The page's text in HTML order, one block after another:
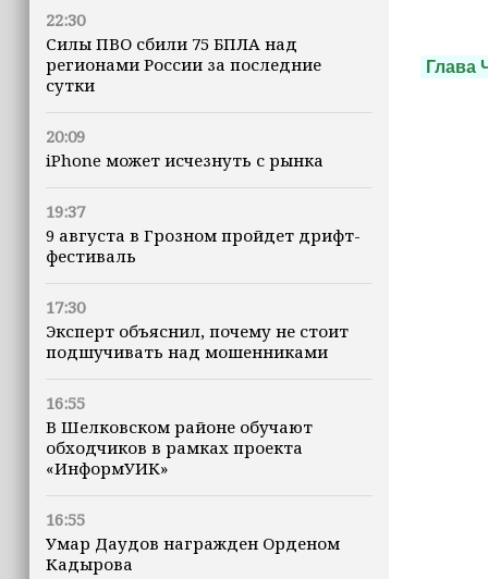
22:30
Силы ПВО сбили 75 БПЛА над
регионами России за последние
сутки
20:09
iPhone может исчезнуть с рынка
19:37
9 августа в Грозном пройдет дрифт-
фестиваль
17:30
Эксперт объяснил, почему не стоит
подшучивать над мошенниками
16:55
В Шелковском районе обучают
обходчиков в рамках проекта
«ИнформУИК»
16:55
Умар Даудов награжден Орденом
Кадырова
Глава